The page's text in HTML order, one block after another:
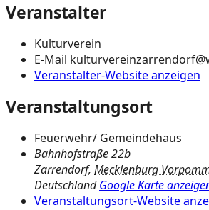
Veranstalter
Kulturverein
E-Mail
Veranstalter-Website anzeigen
Veranstaltungsort
Feuerwehr/ Gemeindehaus
Bahnhofstraße 22b
Zarrendorf, Mecklenburg
Deutschland Google Karte
Veranstaltungsort-Website